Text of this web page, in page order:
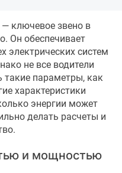
ключевое звено в
Он обеспечивает
электрических систем
не все водители
такие параметры, как
характеристики
энергии может
делать расчеты и
и мощностью